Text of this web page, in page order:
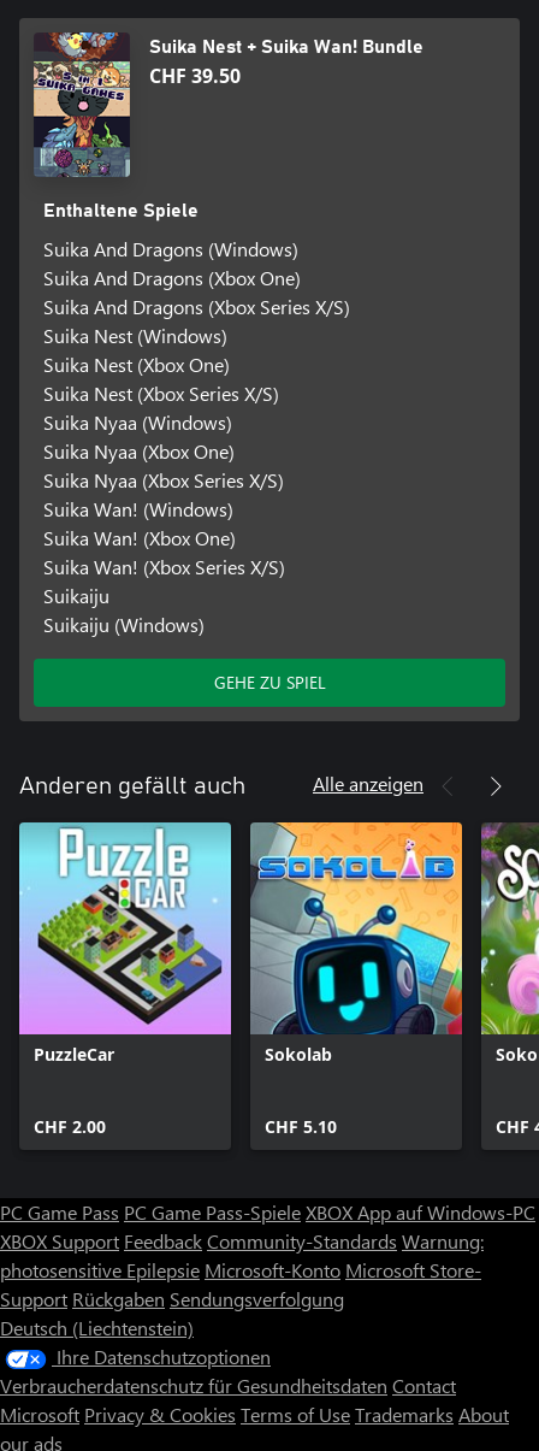
Suika Nest + Suika Wan! Bundle
CHF 39.50
Enthaltene Spiele
Suika And Dragons (Windows)
Suika And Dragons (Xbox One)
Suika And Dragons (Xbox Series X/S)
Suika Nest (Windows)
Suika Nest (Xbox One)
Suika Nest (Xbox Series X/S)
Suika Nyaa (Windows)
Suika Nyaa (Xbox One)
Suika Nyaa (Xbox Series X/S)
Suika Wan! (Windows)
Suika Wan! (Xbox One)
Suika Wan! (Xbox Series X/S)
Suikaiju
Suikaiju (Windows)
GEHE ZU SPIEL
Anderen gefällt auch Alle anzeigen
PuzzleCar
CHF 2.00
Sokolab
CHF 5.10 CHF
PC Game Pass PC Game Pass-SpieleXBOX App auf Windows-PC
XBOX Support FeedbackCommunity-Standards Warnung:
photosensitive Epilepsie Microsoft-Konto Microsoft Store-
Support Rückgaben Sendungsverfolgung
Deutsch (Liechtenstein)
Ihre Datenschutzoptionen
Verbraucherdatenschutz für Gesundheitsdaten Contact
Microsoft Privacy & Cookies Terms of UseTrademarks About
our ads